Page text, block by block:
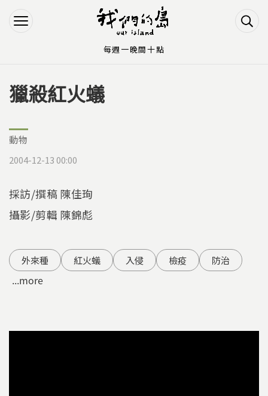
Jump to Navigation
Jump to Main content
您在這裡
獵殺紅火蟻
動物
2004-12-13 00:00
採訪/撰稿 陳佳珣
攝影/剪輯 陳錦彪
外來種 紅火蟻 入侵 檢疫 防治
...more
每週一晚間十點